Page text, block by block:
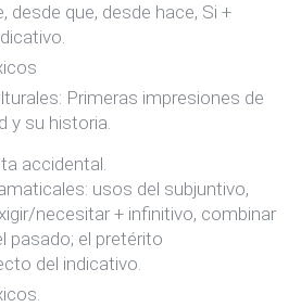
desde que, desde hace, Si +
Primeras impresiones de
y su historia.
accidental.
usos del subjuntivo,
necesitar + infinitivo, combinar
pasado; el pretérito
del indicativo.